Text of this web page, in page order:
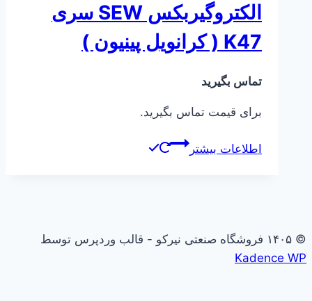
الکتروگیربکس SEW سری
K47 ( کرانویل پینیون )
تماس بگیرید
برای قیمت تماس بگیرید.
اطلاعات بیشتر
© ۱۴۰۵ فروشگاه صنعتی نیرکو - قالب وردپرس توسط
Kadence WP